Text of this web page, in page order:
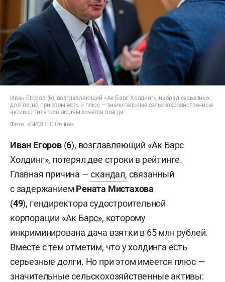
Иван Егоров (6), возглавляющий «Ак Барс Холдинг», набрал серьезных
долгов, но при этом есть и плюс — значительные сельскохозяйственные
активы: питаться людям хочется всегда
Фото: «БИЗНЕС Online»
Иван Егоров (6), возглавляющий «Ак Барс
Холдинг», потерял две строки в рейтинге.
Главная причина —скандал, связанный
с задержанием Рената Мистахова
(49), гендиректора судостроительной
корпорации «Ак Барс», которому
инкриминирована дача взятки в 65 млн рублей.
Вместе с тем отметим, что у холдинга есть
серьезные долги. Но при этом имеется плюс —
значительные сельскохозяйственные активы: